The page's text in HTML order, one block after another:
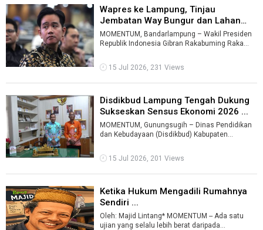
Wapres ke Lampung, Tinjau
Jembatan Way Bungur dan Lahan
Singkong ...
MOMENTUM, Bandarlampung – Wakil Presiden
Republik Indonesia Gibran Rakabuming Raka
15 Jul 2026, 231 Views
Disdikbud Lampung Tengah Dukung
Sukseskan Sensus Ekonomi 2026 ...
MOMENTUM, Gunungsugih – Dinas Pendidikan
dan Kebudayaan (Disdikbud) Kabupaten
pela ...
15 Jul 2026, 201 Views
Ketika Hukum Mengadili Rumahnya
Sendiri ...
Oleh: Majid Lintang* MOMENTUM -- Ada satu
ujian yang selalu lebih berat daripada